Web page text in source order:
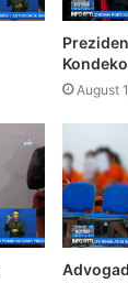
August